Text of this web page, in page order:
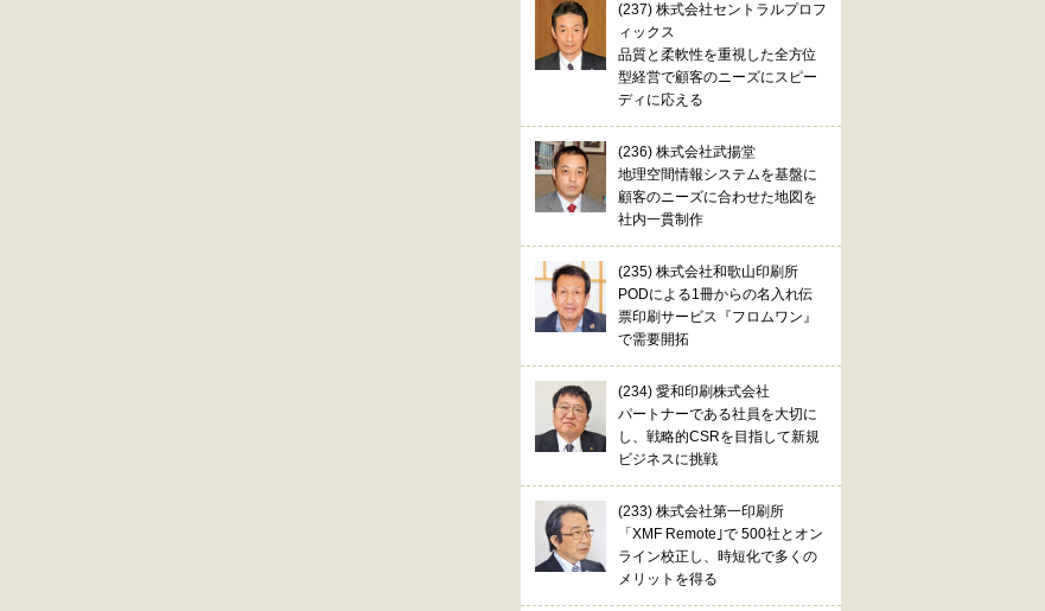
(237) 株式会社セントラルプロフ
ィックス
品質と柔軟性を重視した全方位
型経営で顧客のニーズにスピー
ディに応える
(236) 株式会社武揚堂
地理空間情報システムを基盤に
顧客のニーズに合わせた地図を
社内一貫制作
(235) 株式会社和歌山印刷所
PODによる1冊からの名入れ伝
票印刷サービス『フロムワン』
で需要開拓
(234) 愛和印刷株式会社
パートナーである社員を大切に
し、戦略的CSRを目指して新規
ビジネスに挑戦
(233) 株式会社第一印刷所
「XMF Remote｣で 500社とオン
ライン校正し、時短化で多くの
メリットを得る